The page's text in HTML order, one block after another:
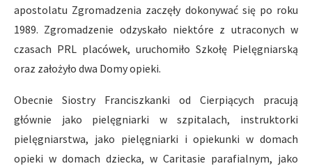
apostolatu Zgromadzenia zaczęły dokonywać się po roku
1989. Zgromadzenie odzyskało niektóre z utraconych w
czasach PRL placówek, uruchomiło Szkołę Pielęgniarską
oraz założyło dwa Domy opieki.
Obecnie Siostry Franciszkanki od Cierpiących pracują
głównie jako pielęgniarki w szpitalach, instruktorki
pielęgniarstwa, jako pielęgniarki i opiekunki w domach
opieki w domach dziecka, w Caritasie parafialnym, jako